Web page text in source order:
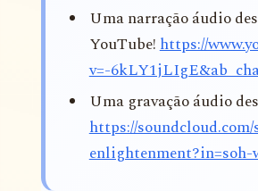
Uma narração áudio
YouTube!https://
v=-
Uma gravação áudio
https://